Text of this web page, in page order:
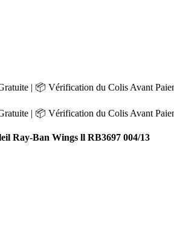
| 📦 Vérification du Colis Avant
| 📦 Vérification du Colis Avant
Ray-Ban Wings ll RB3697 004/13